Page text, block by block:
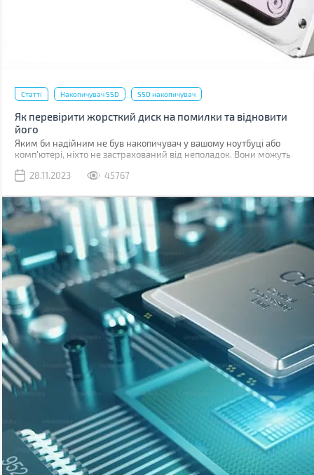
Статті Накопичувач SSD SSD накопичувач
Як перевірити жорсткий диск на помилки та відновити
його
Яким би надійним не був накопичувач у вашому ноутбуці або
комп'ютері, ніхто не застрахований від неполадок. Вони можуть
ушкодженнями комірок пам'яті.
28.11.2023 45767